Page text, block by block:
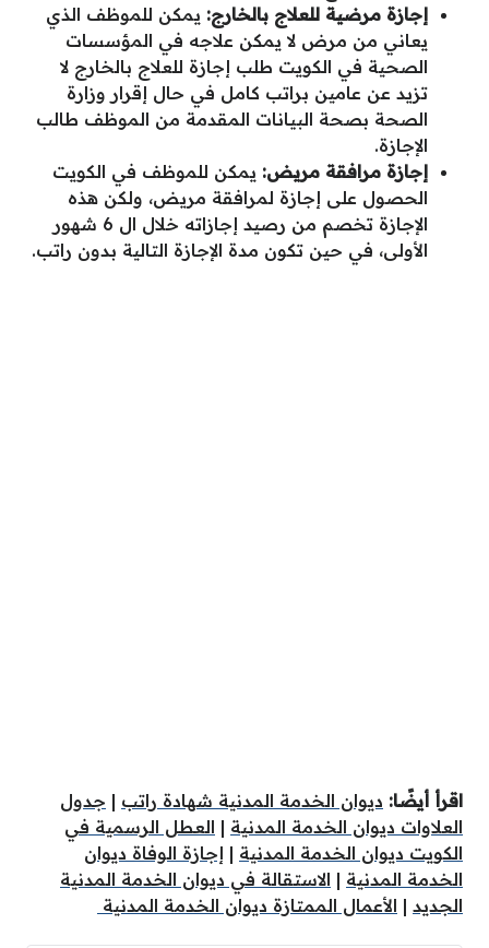
إجازة مرضية للعلاج بالخارج: يمكن للموظف الذي
يعاني من مرض لا يمكن علاجه في المؤسسات
الصحية في الكويت طلب إجازة للعلاج بالخارج لا
تزيد عن عامين براتب كامل في حال إقرار وزارة
الصحة بصحة البيانات المقدمة من الموظف طالب
الإجازة.
إجازة مرافقة مريض: يمكن للموظف في الكويت
الحصول على إجازة لمرافقة مريض، ولكن هذه
الإجازة تخصم من رصيد إجازاته خلال ال 6 شهور
الأولى، في حين تكون مدة الإجازة التالية بدون راتب.
اقرأ أيضًا: ديوان الخدمة المدنية شهادة راتب | جدول
العلاوات ديوان الخدمة المدنية | العطل الرسمية في
الكويت ديوان الخدمة المدنية | إجازة الوفاة ديوان
الخدمة المدنية | الاستقالة في ديوان الخدمة المدنية
الجديد | الأعمال الممتازة ديوان الخدمة المدنية